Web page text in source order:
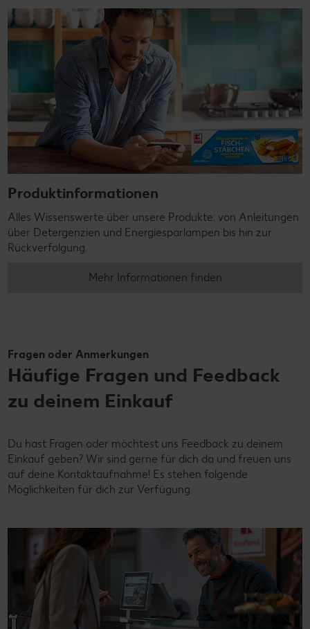
Produktinformationen
Alles Wissenswerte über unsere Produkte: von Anleitungen
über Detergenzien und Energiesparlampen bis hin zur
Rückverfolgung.
Mehr Informationen finden
Fragen oder Anmerkungen
Häufige Fragen und Feedback
zu deinem Einkauf
Du hast Fragen oder möchtest uns Feedback zu deinem
Einkauf geben? Wir sind gerne für dich da und freuen uns
auf deine Kontaktaufnahme! Es stehen folgende
Möglichkeiten für dich zur Verfügung.